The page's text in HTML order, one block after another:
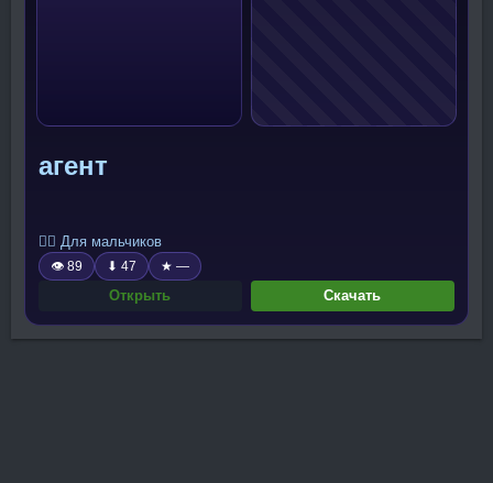
агент
🧍‍♂️ Для мальчиков
👁 89 ⬇ 47 ★ —
Открыть Скачать